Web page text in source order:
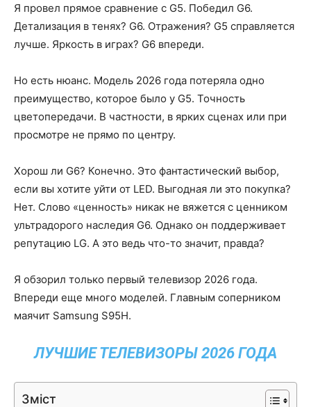
Я провел прямое сравнение с G5. Победил G6.
Детализация в тенях? G6. Отражения? G5 справляется
лучше. Яркость в играх? G6 впереди.
Но есть нюанс. Модель 2026 года потеряла одно
преимущество, которое было у G5. Точность
цветопередачи. В частности, в ярких сценах или при
просмотре не прямо по центру.
Хорош ли G6? Конечно. Это фантастический выбор,
если вы хотите уйти от LED. Выгодная ли это покупка?
Нет. Слово «ценность» никак не вяжется с ценником
ультрадорого наследия G6. Однако он поддерживает
репутацию LG. А это ведь что-то значит, правда?
Я обзорил только первый телевизор 2026 года.
Впереди еще много моделей. Главным соперником
маячит Samsung S95H.
ЛУЧШИЕ ТЕЛЕВИЗОРЫ 2026 ГОДА
Зміст